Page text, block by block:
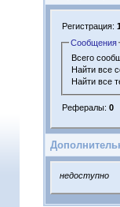
Регистрация:
Сообщения
Всего
Найти все
Найти все
Рефералы: 0
недоступно